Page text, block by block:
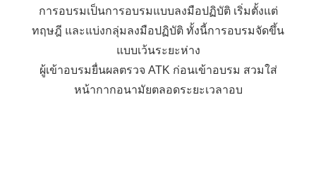
การอบรมเป็นการอบรมแบบลงมือปฏิบัติ เริ่มตั้งแต่
ทฤษฎี และแบ่งกลุ่มลงมือปฏิบัติ ทั้งนี้การอบรมจัดขึ้น
แบบเว้นระยะห่าง
ผู้เข้าอบรมยื่นผลตรวจ ATK ก่อนเข้าอบรม สวมใส่
หน้ากากอนามัยตลอดระยะเวลาอบ